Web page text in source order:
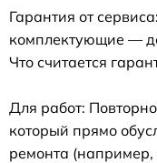
Гарантия от
комплектующие —
Что считается
Для работ:
который прямо
ремонта